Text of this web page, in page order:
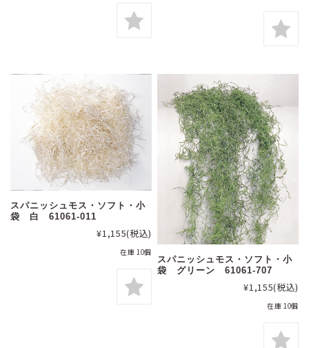
スパニッシュモス・ソフト・小
袋 白 61061-011
¥1,155(税込)
在庫 10個
スパニッシュモス・ソフト・小
袋 グリーン 61061-707
¥1,155(税込)
在庫 10個